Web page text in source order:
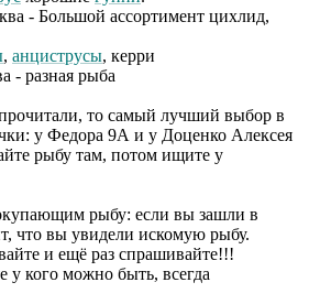
- Большой ассортимент цихлид,
, анциструсы, керри
- разная рыба
то самый лучший выбор в
у Федора 9А и у Доценко Алексея
рыбу там, потом ищите у
рыбу: если вы зашли в
что вы увидели искомую рыбу.
и ещё раз спрашивайте!!!
у кого можно быть, всегда